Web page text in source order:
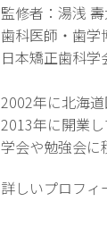
監修者：湯浅
歯科医師・歯学
日本矯正歯科
2002年に北海
2013年に開業
学会や勉強会に
詳しいプロフィ